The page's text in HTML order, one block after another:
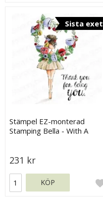
Sista exet
Stämpel EZ-monterad
Stamping Bella - With A
231 kr
KÖP